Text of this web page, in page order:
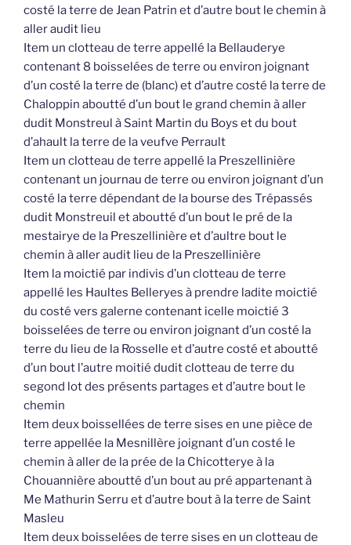
costé la terre de Jean Patrin et d’autre bout le chemin à
aller audit lieu
Item un clotteau de terre appellé la Bellauderye
contenant 8 boisselées de terre ou environ joignant
d’un costé la terre de (blanc) et d’autre costé la terre de
Chaloppin aboutté d’un bout le grand chemin à aller
dudit Monstreul à Saint Martin du Boys et du bout
d’ahault la terre de la veufve Perrault
Item un clotteau de terre appellé la Preszellinière
contenant un journau de terre ou environ joignant d’un
costé la terre dépendant de la bourse des Trépassés
dudit Monstreuil et aboutté d’un bout le pré de la
mestairye de la Preszellinière et d’aultre bout le
chemin à aller audit lieu de la Preszellinière
Item la moictié par indivis d’un clotteau de terre
appellé les Haultes Belleryes à prendre ladite moictié
du costé vers galerne contenant icelle moictié 3
boisselées de terre ou environ joignant d’un costé la
terre du lieu de la Rosselle et d’autre costé et aboutté
d’un bout l’autre moitié dudit clotteau de terre du
segond lot des présents partages et d’autre bout le
chemin
Item deux boissellées de terre sises en une pièce de
terre appellée la Mesnillère joignant d’un costé le
chemin à aller de la prée de la Chicotterye à la
Chouannière aboutté d’un bout au pré appartenant à
Me Mathurin Serru et d’autre bout à la terre de Saint
Masleu
Item deux boisselées de terre sises en un clotteau de